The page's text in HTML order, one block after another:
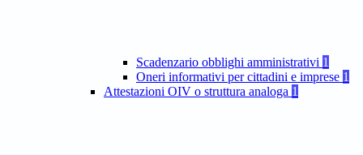
Scadenzario obblighi amministrativi 1
Oneri informativi per cittadini e imprese 1
Attestazioni OIV o struttura analoga 1